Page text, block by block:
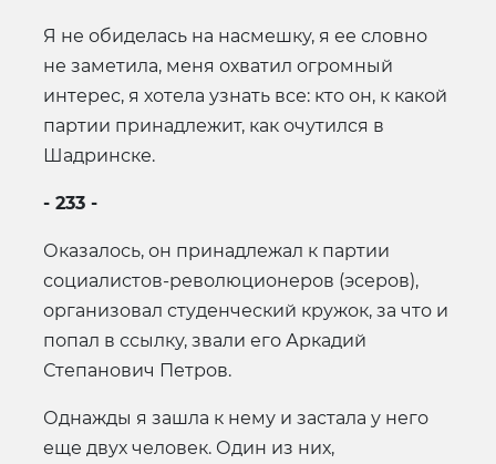
Я не обиделась на насмешку, я ее словно
не заметила, меня охватил огромный
интерес, я хотела узнать все: кто он, к какой
партии принадлежит, как очутился в
Шадринске.
- 233 -
Оказалось, он принадлежал к партии
социалистов-революционеров (эсеров),
организовал студенческий кружок, за что и
попал в ссылку, звали его Аркадий
Степанович Петров.
Однажды я зашла к нему и застала у него
еще двух человек. Один из них,